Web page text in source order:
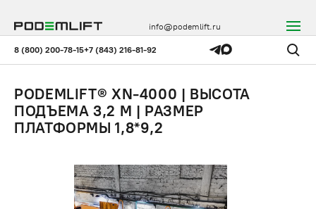
8 (800) 200-78-15+7 (843) 216-81-92
info@podemlift.ru
PODEMLIFT® XN-4000 | ВЫСОТА
ПОДЪЕМА 3,2 М | РАЗМЕР
ПЛАТФОРМЫ 1,8*9,2